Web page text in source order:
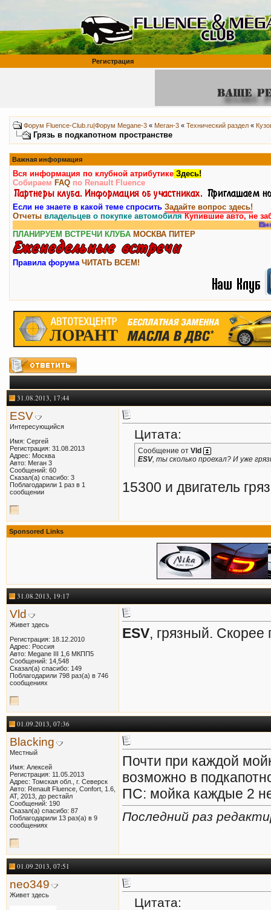
Регистрация
Форум Fluence-Club.ru|Форум Megane-3 « Меган-3 « Технический раздел «
Грязь в подкапотном пространстве
Важная информация
Вся информация по клубной атрибутике Здесь!
Собираем FAQ по Renault Fluence
Если не знаете в какой теме спросить Задайте вопрос здесь!
Отчеты владельцев о покупке автомобиляКупившие авто, не
ПЛАНИРУЕМ ВСТРЕЧИ КЛУБА МОСКВА ПИТЕР
Правила форума ЧИТАТЬ ВСЕМ!
31.08.2013, 17:44
ESV
Интересующийся
Имя: Сергей
Регистрация: 31.08.2013
Адрес: Москва
Авто: Меган 3
Сообщений: 60
Сказал(а) спасибо: 3
Поблагодарили 1 раз в 1
сообщении
Цитата:
Сообщение от Vld
ESV, ты сколько проехал? И уже
15300 и двигатель
Sponsored Links
31.08.2013, 19:17
Vld
Живет здесь
Регистрация: 18.12.2010
Адрес: Россия
Авто: Megane III 1,6 МКПП5
Сообщений: 14,548
Сказал(а) спасибо: 149
Поблагодарили 798 раз(а) в 746
сообщениях
ESV, грязный.
01.09.2013, 07:36
Blacking
Местный
Имя: Алексей
Регистрация: 11.05.2013
Адрес: Томская обл., г. Северск
Авто: Renault Fluence, Confort, 1.6,
AT, 2013, до рестайл
Сообщений: 190
Сказал(а) спасибо: 87
Поблагодарили 13 раз(а) в 9
сообщениях
Почти при каждой
возможно в
ПС: мойка каждые 2
Последний раз
01.09.2013, 07:51
neo349
Живет здесь
Цитата: